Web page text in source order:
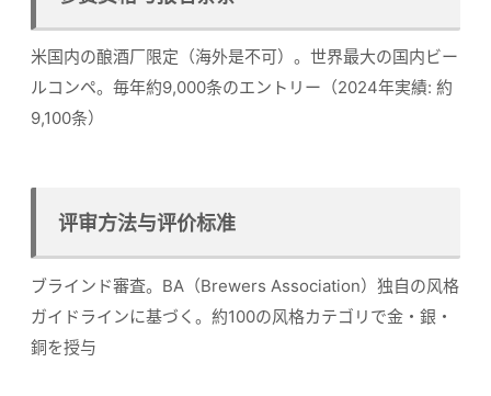
米国内の酿酒厂限定（海外是不可）。世界最大の国内ビー
ルコンペ。毎年約9,000条のエントリー（2024年実績: 約
9,100条）
评审方法与评价标准
ブラインド審査。BA（Brewers Association）独自の风格
ガイドラインに基づく。約100の风格カテゴリで金・銀・
銅を授与